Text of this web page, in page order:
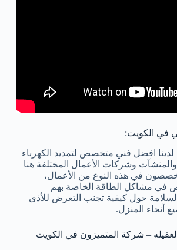
في الكويت:
لدينا افضل فني متخصص لتمديد الكهرباء
والمنشآت وشركات الأعمال المختلفة هنا
في هذه النوع من الأعمال،
في مشاكل الطاقة الخاصة بهم
حول كيفية تجنب التعرض للأذى
أنحاء المنزل.
– شركة المتميزون في الكويت